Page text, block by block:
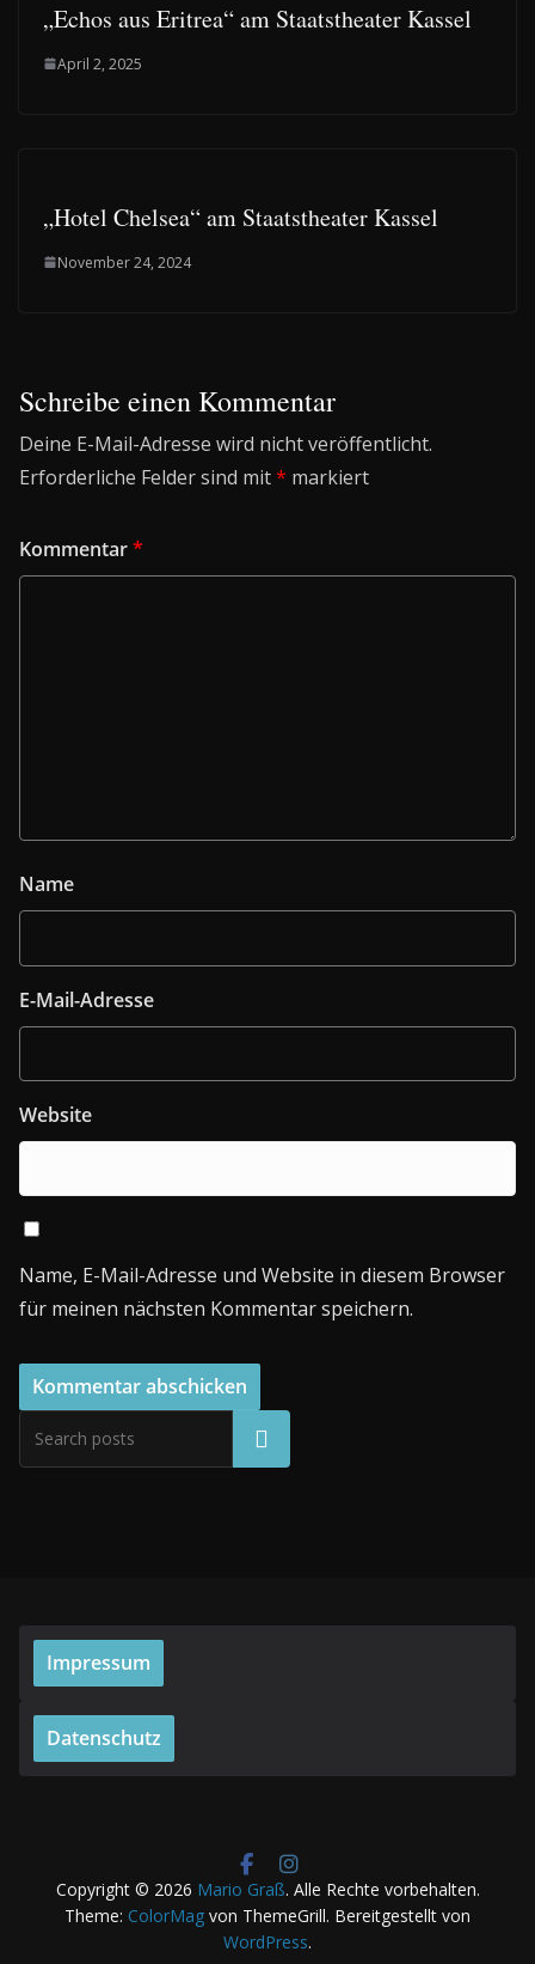
„Echos aus Eritrea“ am Staatstheater Kassel
April 2, 2025
„Hotel Chelsea“ am Staatstheater Kassel
November 24, 2024
Schreibe einen Kommentar
Deine E-Mail-Adresse wird nicht veröffentlicht.
Erforderliche Felder sind mit* markiert
Kommentar*
Name
E-Mail-Adresse
Website
Name, E-Mail-Adresse und Website in diesem Browser
für meinen nächsten Kommentar speichern.
Suchen
Impressum
Datenschutz
Copyright © 2026 Mario Graß. Alle Rechte vorbehalten.
Theme: ColorMag von ThemeGrill. Bereitgestellt von
WordPress.